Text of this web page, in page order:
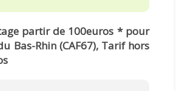
partir de 100euros * pour
Bas-Rhin (CAF67), Tarif hors